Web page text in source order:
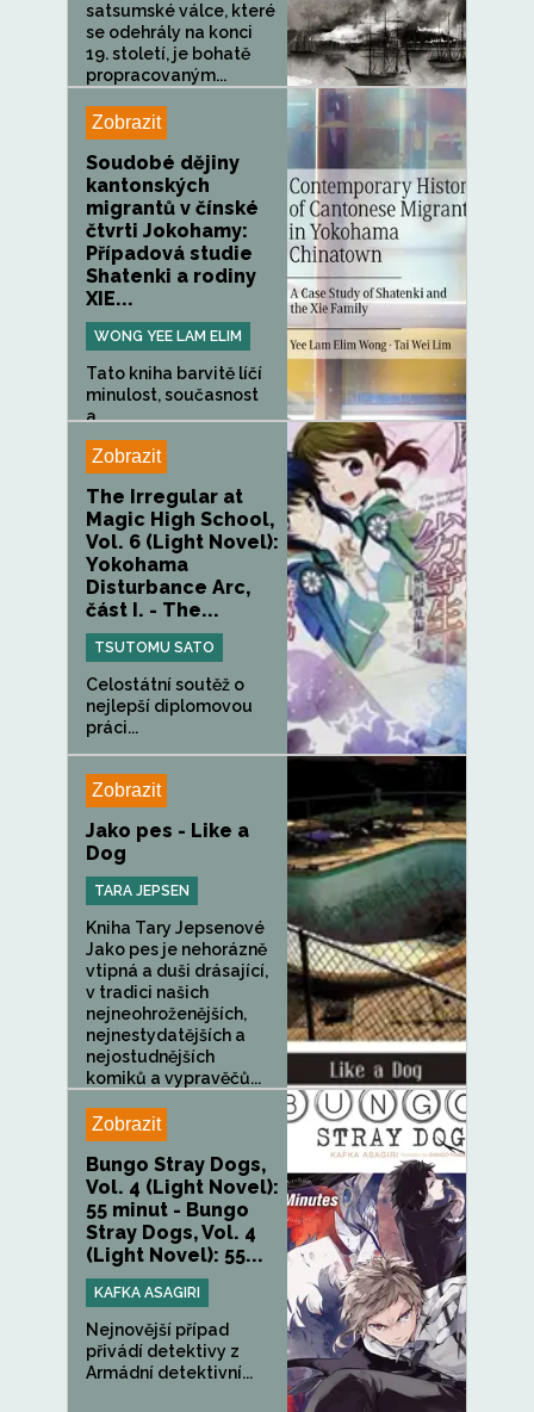
satsumské válce, které
se odehrály na konci
19. století, je bohatě
propracovaným...
Zobrazit
Soudobé dějiny
kantonských
migrantů v čínské
čtvrti Jokohamy:
Případová studie
Shatenki a rodiny
XIE...
WONG YEE LAM ELIM
Tato kniha barvitě líčí
minulost, současnost
a...
Zobrazit
The Irregular at
Magic High School,
Vol. 6 (Light Novel):
Yokohama
Disturbance Arc,
část I. - The...
TSUTOMU SATO
Celostátní soutěž o
nejlepší diplomovou
práci...
Zobrazit
Jako pes - Like a
Dog
TARA JEPSEN
Kniha Tary Jepsenové
Jako pes je nehorázně
vtipná a duši drásající,
v tradici našich
nejneohroženějších,
nejnestydatějších a
nejostudnějších
komiků a vypravěčů...
Zobrazit
Bungo Stray Dogs,
Vol. 4 (Light Novel):
55 minut - Bungo
Stray Dogs, Vol. 4
(Light Novel): 55...
KAFKA ASAGIRI
Nejnovější případ
přivádí detektivy z
Armádní detektivní...